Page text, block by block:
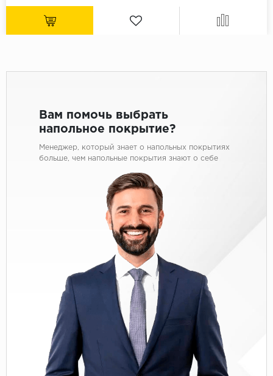
Вам помочь выбрать
напольное покрытие?
Менеджер, который знает о напольных покрытиях
больше, чем напольные покрытия знают о себе